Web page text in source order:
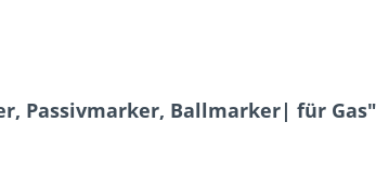
Passivmarker, Ballmarker| für Gas"